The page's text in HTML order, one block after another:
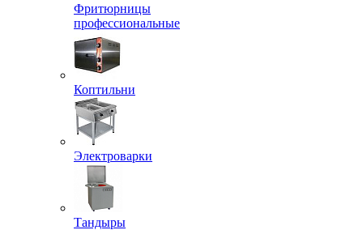
Фритюрницы
профессиональные
Коптильни
Электроварки
Тандыры